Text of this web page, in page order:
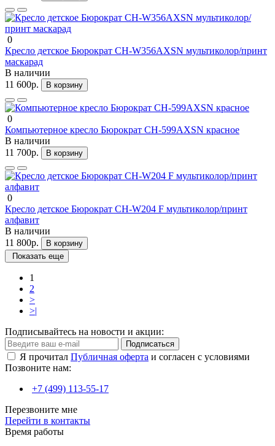
0
Кресло детское Бюрократ CH-W356AXSN мультиколор/принт
маскарад
В наличии
11 600р.
В корзину
0
Компьютерное кресло Бюрократ CH-599AXSN красное
В наличии
11 700р.
В корзину
0
Кресло детское Бюрократ CH-W204 F мультиколор/принт
алфавит
В наличии
11 800р.
В корзину
Показать еще
1
2
>
>|
Подписывайтесь на новости и акции:
Подписаться
Я прочитал Публичная оферта и согласен с условиями
Позвоните нам:
+7 (499) 113-55-17
Перезвоните мне
Перейти в контакты
Время работы